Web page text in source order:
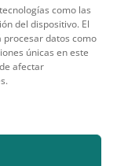
como las
del dispositivo. El
datos como
únicas en este
afectar